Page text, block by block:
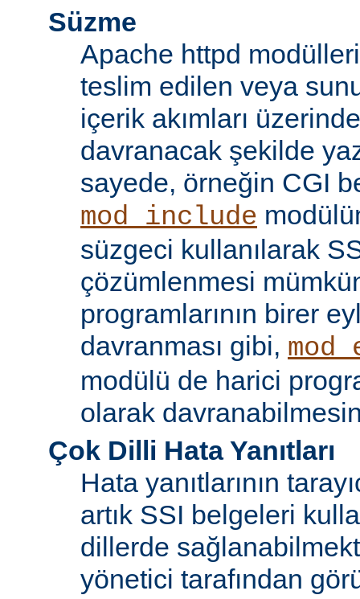
Süzme
Apache httpd
teslim edilen veya
içerik akımları
davranacak şekilde
sayede, örneğin CGI
mod_include
süzgeci kullanılarak
çözümlenmesi
programlarının birer
davranması gibi,
modülü de harici
olarak
Çok Dilli Hata Yanıtları
Hata yanıtlarının
artık SSI belgeleri
dillerde
yönetici tarafından